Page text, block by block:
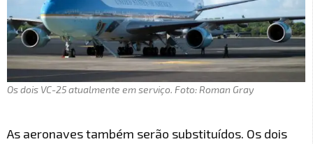
Os dois VC-25 atualmente em serviço. Foto: Roman Gray
As aeronaves também serão substituídos. Os dois